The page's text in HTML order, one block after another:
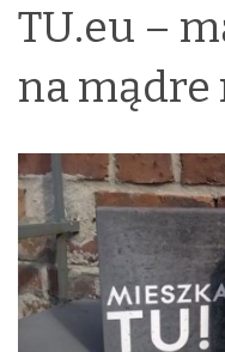
TU.eu –
na mądre